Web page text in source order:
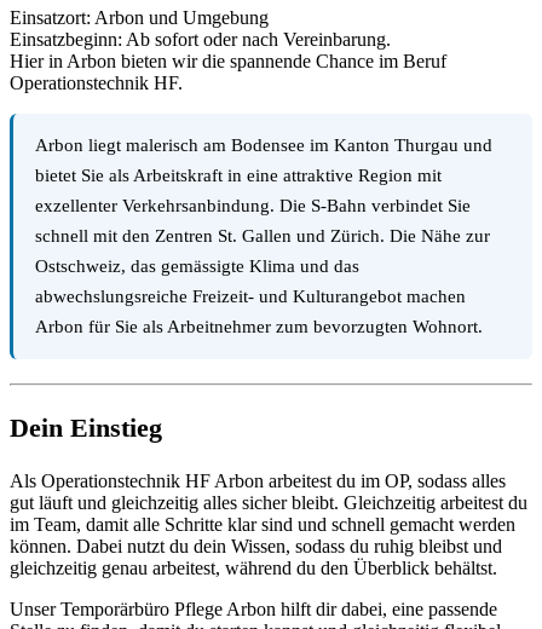
Einsatzort: Arbon und Umgebung
Einsatzbeginn: Ab sofort oder nach Vereinbarung.
Hier in Arbon bieten wir die spannende Chance im Beruf
Operationstechnik HF.
Arbon liegt malerisch am Bodensee im Kanton Thurgau und
bietet Sie als Arbeitskraft in eine attraktive Region mit
exzellenter Verkehrsanbindung. Die S-Bahn verbindet Sie
schnell mit den Zentren St. Gallen und Zürich. Die Nähe zur
Ostschweiz, das gemässigte Klima und das
abwechslungsreiche Freizeit- und Kulturangebot machen
Arbon für Sie als Arbeitnehmer zum bevorzugten Wohnort.
Dein Einstieg
Als Operationstechnik HF Arbon arbeitest du im OP, sodass alles
gut läuft und gleichzeitig alles sicher bleibt. Gleichzeitig arbeitest du
im Team, damit alle Schritte klar sind und schnell gemacht werden
können. Dabei nutzt du dein Wissen, sodass du ruhig bleibst und
gleichzeitig genau arbeitest, während du den Überblick behältst.
Unser Temporärbüro Pflege Arbon hilft dir dabei, eine passende